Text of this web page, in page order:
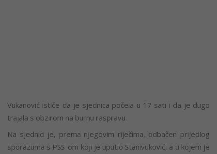
Vukanović ističe da je sjednica počela u 17 sati i da je dugo
trajala s obzirom na burnu raspravu.
Na sjednici je, prema njegovim riječima, odbačen prijedlog
sporazuma s PSS-om koji je uputio Stanivuković, a u kojem je